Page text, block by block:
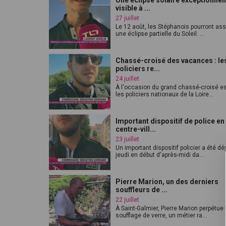
visible à ...
27 juillet
Le 12 août, les Stéphanois pourront
une éclipse partielle du Soleil. ...
Chassé-croisé des vacances :
policiers re...
24 juillet
À l'occasion du grand chassé-croisé
les policiers nationaux de la Loire...
Important dispositif de police en
centre-vill...
23 juillet
Un important dispositif policier a été
jeudi en début d'après-midi da...
Pierre Marion, un des derniers
souffleurs de ...
22 juillet
À Saint-Galmier, Pierre Marion perpétue
soufflage de verre, un métier ra...